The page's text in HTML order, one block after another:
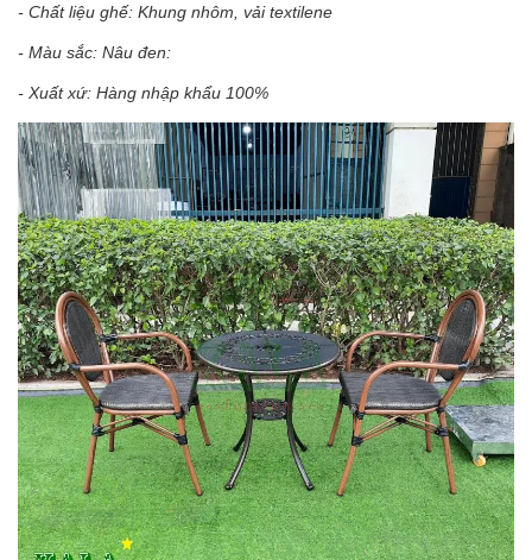
- Chất liệu ghế: Khung nhôm, vải textilene
- Màu sắc: Nâu đen:
- Xuất xứ: Hàng nhập khẩu 100%